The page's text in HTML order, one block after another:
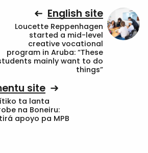
English site
Loucette Reppenhagen
started a mid-level
creative vocational
program in Aruba: “These
mainly want to do
things”
site
ta lanta
na Boneiru:
apoyo pa MPB